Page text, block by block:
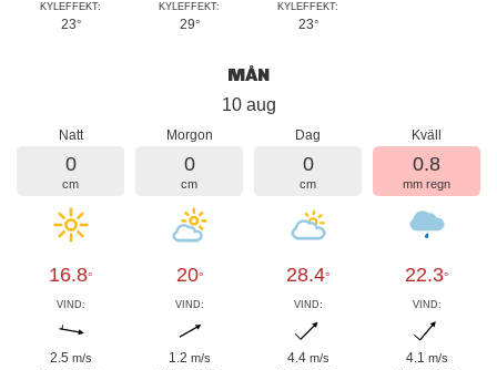
KYLEFFEKT:
23°
KYLEFFEKT:
29°
KYLEFFEKT:
23°
MÅN
10 aug
Natt
0
cm
16.8°
VIND:
2.5 m/s
Morgon
0
cm
20°
VIND:
1.2 m/s
Dag
0
cm
28.4°
VIND:
4.4 m/s
Kväll
0.8
mm regn
22.3°
VIND:
4.1 m/s